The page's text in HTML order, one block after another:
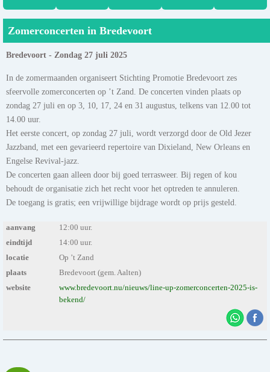
Zomerconcerten in Bredevoort
Bredevoort - Zondag 27 juli 2025
In de zomermaanden organiseert Stichting Promotie Bredevoort zes
sfeervolle zomerconcerten op ’t Zand. De concerten vinden plaats op
zondag 27 juli en op 3, 10, 17, 24 en 31 augustus, telkens van 12.00 tot
14.00 uur.
Het eerste concert, op zondag 27 juli, wordt verzorgd door de Old Jezer
Jazzband, met een gevarieerd repertoire van Dixieland, New Orleans en
Engelse Revival-jazz.
De concerten gaan alleen door bij goed terrasweer. Bij regen of kou
behoudt de organisatie zich het recht voor het optreden te annuleren.
De toegang is gratis; een vrijwillige bijdrage wordt op prijs gesteld.
aanvang
12:00 uur.
eindtijd
14:00 uur.
locatie
Op ’t Zand
plaats
Bredevoort (gem. Aalten)
website
www.bredevoort.nu/nieuws/line-up-zomerconcerten-2025-is-
bekend/